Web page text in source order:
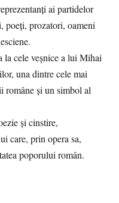
ai partidelor
poeți, prozatori, oameni
la cele veșnice a lui Mihai
una dintre cele mai
române și un simbol al
și cinstire,
care, prin opera sa,
poporului român.